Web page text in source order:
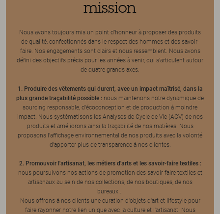
mission
Nous avons toujours mis un point d’honneur à proposer des produits
de qualité, confectionnés dans le respect des hommes et des savoir-
faire. Nos engagements sont clairs et nous ressemblent. Nous avons
défini des objectifs précis pour les années à venir, qui s’articulent autour
de quatre grands axes.
1. Produire des vêtements qui durent, avec un impact maîtrisé, dans la
plus grande traçabilité possible : nous maintenons notre dynamique de
sourcing responsable, d'écoconception et de production à moindre
impact. Nous systématisons les Analyses de Cycle de Vie (ACV) de nos
produits et améliorons ainsi la traçabilité de nos matières. Nous
proposons l'affichage environnemental de nos produits avec la volonté
d'apporter plus de transparence à nos clientes.
2. Promouvoir l'artisanat, les métiers d'arts et les savoir-faire textiles :
nous poursuivons nos actions de promotion des savoir-faire textiles et
artisanaux au sein de nos collections, de nos boutiques, de nos
bureaux...
Nous offrons à nos clients une curation d'objets d'art et lifestyle pour
faire rayonner notre lien unique avec la culture et l'artisanat. Nous